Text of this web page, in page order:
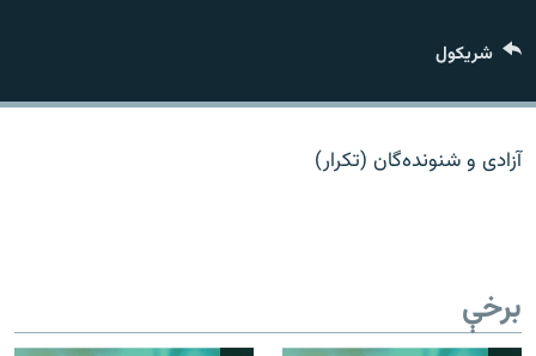
د ازادې اروپا/ ازادي راډيو ټولې پاڼې
شريکول
آزادی و شنونده‌گان (تکرار)
برخې